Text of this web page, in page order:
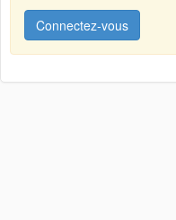
Connectez-vous